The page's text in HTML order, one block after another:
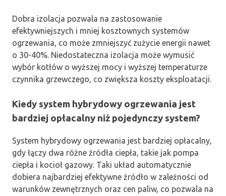
Dobra izolacja pozwala na zastosowanie
efektywniejszych i mniej kosztownych systemów
ogrzewania, co może zmniejszyć zużycie energii nawet
o 30-40%. Niedostateczna izolacja może wymusić
wybór kotłów o wyższej mocy i wyższej temperaturze
czynnika grzewczego, co zwiększa koszty eksploatacji.
Kiedy system hybrydowy ogrzewania jest
bardziej opłacalny niż pojedynczy system?
System hybrydowy ogrzewania jest bardziej opłacalny,
gdy łączy dwa różne źródła ciepła, takie jak pompa
ciepła i kocioł gazowy. Taki układ automatycznie
dobiera najbardziej efektywne źródło w zależności od
warunków zewnętrznych oraz cen paliw, co pozwala na